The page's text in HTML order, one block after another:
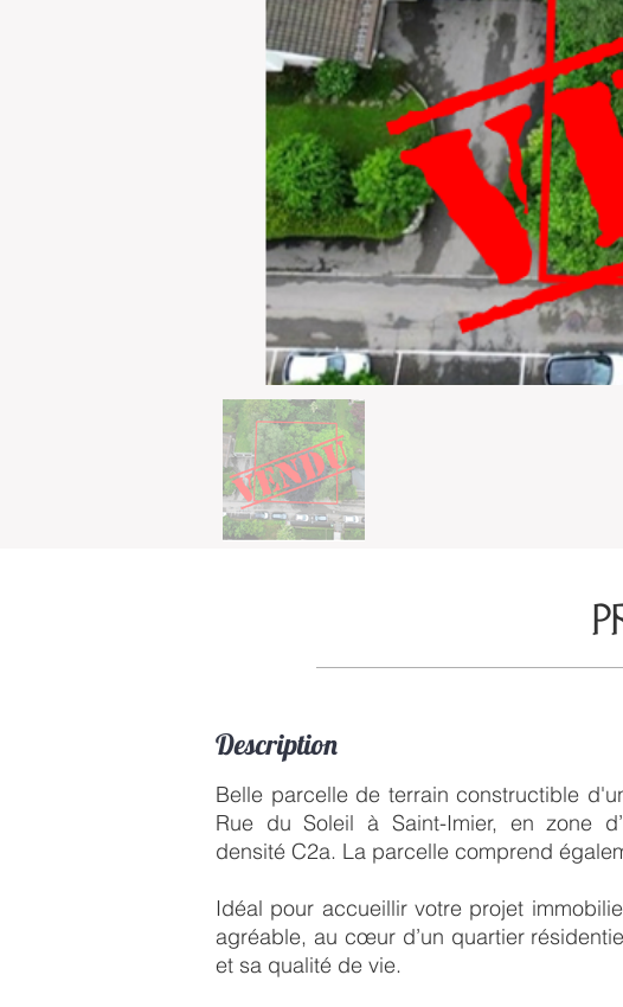
Description
Belle parcelle de terrain constructible
Rue du Soleil à Saint-Imier, en zone
densité C2a. La parcelle comprend
Idéal pour accueillir votre projet
agréable, au cœur d’un quartier
et sa qualité de vie.